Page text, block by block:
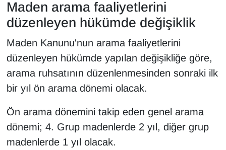
Maden arama faaliyetlerini
düzenleyen hükümde değişiklik
Maden Kanunu'nun arama faaliyetlerini
düzenleyen hükümde yapılan değişikliğe göre,
arama ruhsatının düzenlenmesinden sonraki ilk
bir yıl ön arama dönemi olacak.
Ön arama dönemini takip eden genel arama
dönemi; 4. Grup madenlerde 2 yıl, diğer grup
madenlerde 1 yıl olacak.